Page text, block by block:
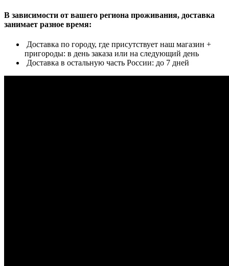
В зависимости от вашего региона проживания, доставка
занимает разное время:
Доставка по городу, где присутствует наш магазин +
пригороды: в день заказа или на следующий день
Доставка в остальную часть России: до 7 дней